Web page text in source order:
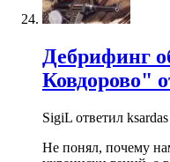
Дебрифинг
Ковдорово"
SigiL ответил
Не понял, почему